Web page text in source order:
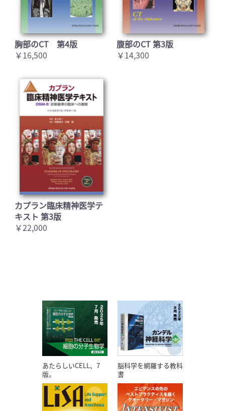
胸部のCT 第4版
￥16,500
腹部のCT 第3版
￥14,300
カプラン臨床精神医学テ
キスト 第3版
￥22,000
あたらしいCELL、7
版。
脳科学を網羅する教科
書